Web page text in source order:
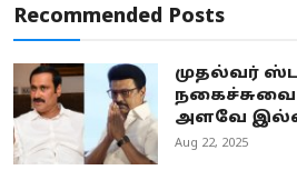
Recommended Posts
முதல்வர்
நகைச்சுவை
அளவே
Aug 22, 2025